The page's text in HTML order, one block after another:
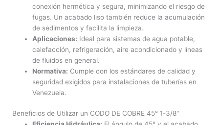
conexión hermética y segura, minimizando el riesgo de
fugas. Un acabado liso también reduce la acumulación
de sedimentos y facilita la limpieza.
Aplicaciones: Ideal para sistemas de agua potable,
calefacción, refrigeración, aire acondicionado y líneas
de fluidos en general.
Normativa: Cumple con los estándares de calidad y
seguridad exigidos para instalaciones de tuberías en
Venezuela.
Beneficios de Utilizar un CODO DE COBRE 45° 1-3/8″